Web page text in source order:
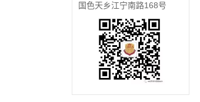
国色天乡江宁南路168号